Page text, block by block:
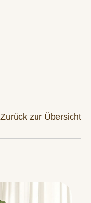
Zurück zur Übersicht